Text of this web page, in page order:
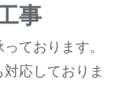
事
ております。
応しておりま